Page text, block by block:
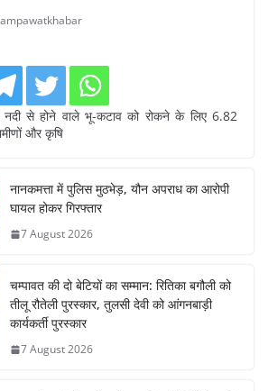
से होने वाले भू-कटाव को रोकने के लिए 6.82
और कृषि
नानकमत्ता में पुलिस मुठभेड़, यौन अपराध का आरोपी
घायल होकर गिरफ्तार
7 August 2026
चम्पावत की दो बेटियों का सम्मान: रितिका बगौली को
तीलू रौतेली पुरस्कार, तुलसी देवी को आंगनबाड़ी
कार्यकर्ती पुरस्कार
7 August 2026